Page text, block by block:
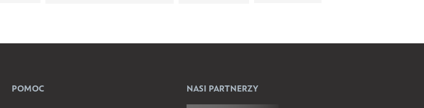
POMOC NASI PARTNERZY